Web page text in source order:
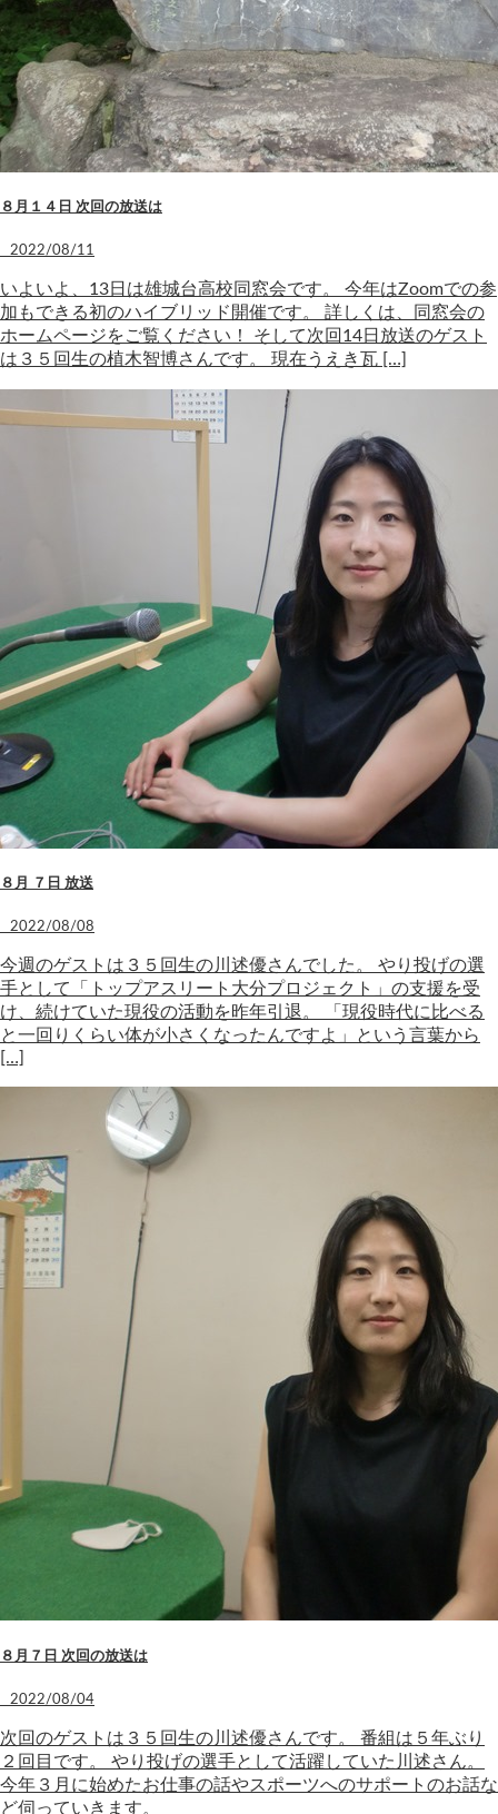
８月１４日 次回の放送は
2022/08/11
いよいよ、13日は雄城台高校同窓会です。 今年はZoomでの参
加もできる初のハイブリッド開催です。 詳しくは、同窓会の
ホームページをご覧ください！ そして次回14日放送のゲスト
は３５回生の植木智博さんです。 現在うえき瓦 […]
８月 ７日 放送
2022/08/08
今週のゲストは３５回生の川述優さんでした。 やり投げの選
手として「トップアスリート大分プロジェクト」の支援を受
け、続けていた現役の活動を昨年引退。 「現役時代に比べる
と一回りくらい体が小さくなったんですよ」という言葉から
[…]
８月７日 次回の放送は
2022/08/04
次回のゲストは３５回生の川述優さんです。 番組は５年ぶり
２回目です。 やり投げの選手として活躍していた川述さん。
今年３月に始めたお仕事の話やスポーツへのサポートのお話な
ど伺っていきます。